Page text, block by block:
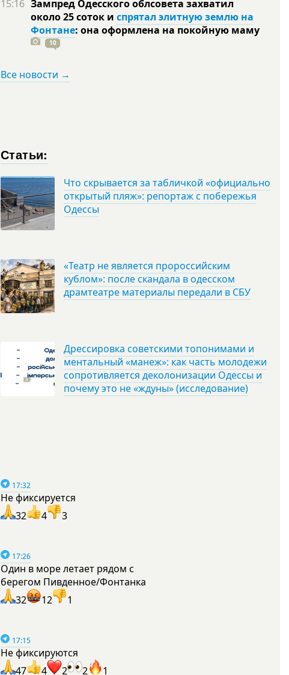
15:16 Зампред Одесского облсовета захватил
около 25 соток и спрятал элитную землю на
Фонтане: она оформлена на покойную маму
10
Все новости →
Статьи:
Что скрывается за табличкой «официально
открытый пляж»: репортаж с побережья
Одессы
«Театр не является пророссийским
кублом»: после скандала в одесском
драмтеатре материалы передали в СБУ
Дрессировка советскими топонимами и
ментальный «манеж»: как часть молодежи
сопротивляется деколонизации Одессы и
почему это не «ждуны» (исследование)
17:32
Не фиксируется
32
4 3
17:26
Один в море летает рядом с
берегом Пивденное/Фонтанка
32
12 1
17:15
Не фиксируются
47
4 2 2 1